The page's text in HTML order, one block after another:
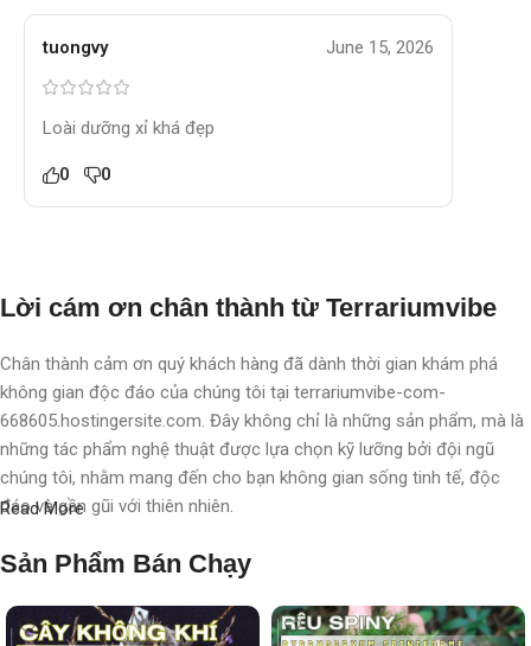
tuongvy June 15, 2026
Loài dưỡng xỉ khá đẹp
0 0
Lời cám ơn chân thành từ Terrariumvibe
Chân thành cảm ơn quý khách hàng đã dành thời gian khám phá
không gian độc đáo của chúng tôi tại terrariumvibe-com-
668605.hostingersite.com. Đây không chỉ là những sản phẩm, mà là
những tác phẩm nghệ thuật được lựa chọn kỹ lưỡng bởi đội ngũ
chúng tôi, nhằm mang đến cho bạn không gian sống tinh tế, độc
đáo và gần gũi với thiên nhiên.
Với chúng tôi, terrarium không chỉ là nghệ thuật, mà còn là một triết
chúng tôi chăm chút, chắp cánh cho từng không gian, từng cá nhân.
Read More
Sản Phẩm Bán Chạy